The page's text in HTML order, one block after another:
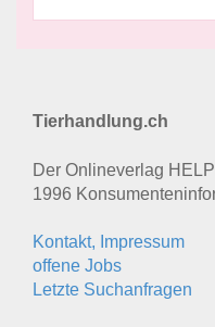
Tierhandlung.ch
Der Onlineverlag
1996
Kontakt, Impressum
offene Jobs
Letzte Suchanfragen